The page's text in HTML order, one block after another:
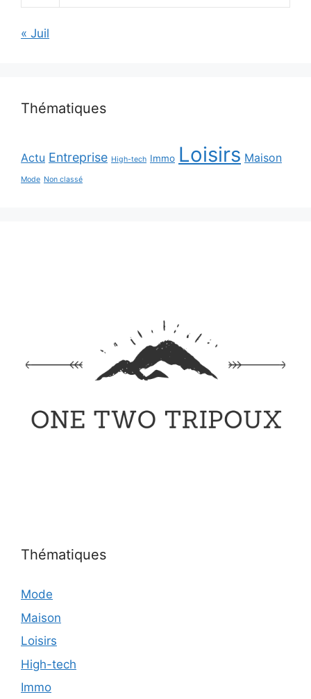
« Juil
Thématiques
Actu Entreprise High-tech Immo Loisirs Maison
Mode Non classé
Thématiques
Mode
Maison
Loisirs
High-tech
Immo